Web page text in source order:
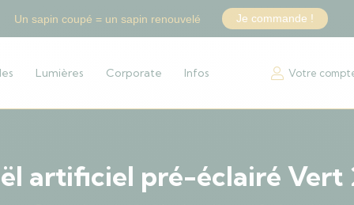
Lumières Corporate Infos Votre
artificiel pré-éclairé Vert
Un sapin coupé = un sapin renouvelé Je commande !